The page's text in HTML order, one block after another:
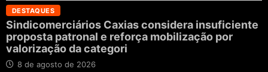
DESTAQUES
Sindicomerciários Caxias considera insuficiente
proposta patronal e reforça mobilização por
valorização da categori
8 de agosto de 2026